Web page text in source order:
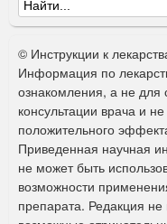
Ф
о
р
м
а
п
о
и
© Инструкции к
Информация по
ознакомления, а не
консультации врача и
положительного
Приведенная научная
не может быть
возможности
препарата. Редакция не